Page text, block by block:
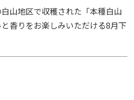
山地区で収穫された「本種白山
香りをお楽しみいただける8月下